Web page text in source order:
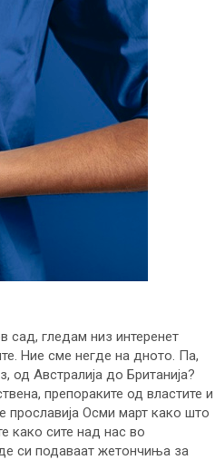
сад, гледам низ интеренет
Ние сме негде на дното. Па,
од Австралија до Британија?
препораките од властите и
прославија Осми март како што
како сите над нас во
си подаваат жетончиња за